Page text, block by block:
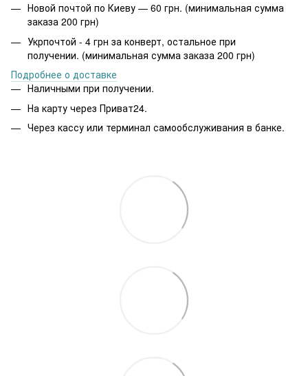
Новой почтой по Киеву — 60 грн. (минимальная сумма
заказа 200 грн)
Укрпочтой - 4 грн за конверт, остальное при
получении. (минимальная сумма заказа 200 грн)
Подробнее о доставке
Наличными при получении.
На карту через Приват24.
Через кассу или терминал самообслуживания в банке.